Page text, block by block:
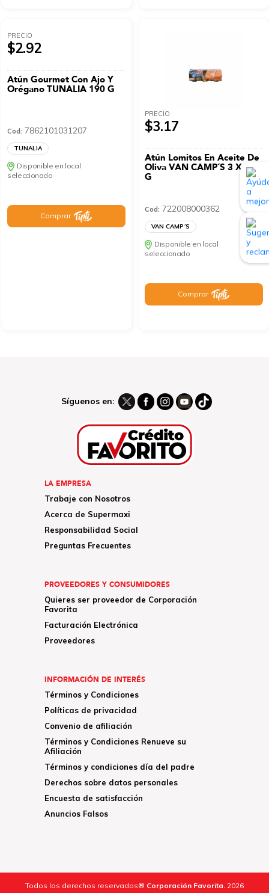
PRECIO
$2.92
Atún Gourmet Con Ajo Y
Orégano TUNALIA 190 G
Cod: 7862101031207
TUNALIA
Disponible en local
seleccionado
Comprar
PRECIO
$3.17
Atún Lomitos En Aceite De
Oliva VAN CAMP´S 3 X 80
G
Cod: 722008000362
VAN CAMP´S
Disponible en local
seleccionado
Comprar
Síguenos en:
LA EMPRESA
Trabaje con Nosotros
Acerca de Supermaxi
Responsabilidad Social
Preguntas Frecuentes
PROVEEDORES Y CONSUMIDORES
Quieres ser proveedor de Corporación
Favorita
Facturación Electrónica
Proveedores
INFORMACIÓN DE INTERÉS
Términos y Condiciones
Políticas de privacidad
Convenio de afiliación
Términos y Condiciones Renueve su
Afiliación
Términos y condiciones día del padre
Derechos sobre datos personales
Encuesta de satisfacción
Anuncios Falsos
Todos los derechos reservados® Corporación Favorita. 2026